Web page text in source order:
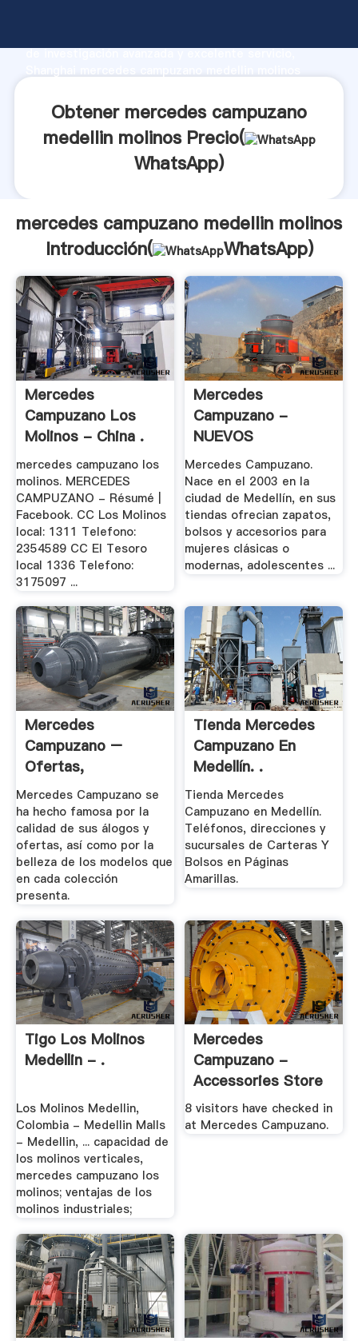
de investigación avanzada y excelente servicio,
clientes.Obtener mercedes campuzano
medellin molinos Precio(
WhatsApp)
mercedes campuzano medellin molinos
Introducción(
WhatsApp)
Mercedes
Campuzano Los
Molinos - China .
mercedes campuzano los
molinos. MERCEDES
CAMPUZANO - Résumé |
Facebook. CC Los Molinos
local: 1311 Telefono:
2354589 CC El Tesoro
local 1336 Telefono:
3175097 ...
Mercedes
Campuzano -
NUEVOS
CATALOGOS Y .
Mercedes Campuzano.
Nace en el 2003 en la
ciudad de Medellín, en sus
tiendas ofrecian zapatos,
bolsos y accesorios para
mujeres clásicas o
modernas, adolescentes ...
Mercedes
Campuzano –
Ofertas,
Promociones Y .
Mercedes Campuzano se
ha hecho famosa por la
calidad de sus álogos y
ofertas, así como por la
belleza de los modelos que
en cada colección
presenta.
Tienda Mercedes
Campuzano En
Medellín. .
Tienda Mercedes
Campuzano en Medellín.
Teléfonos, direcciones y
sucursales de Carteras Y
Bolsos en Páginas
Amarillas.
Tigo Los Molinos
Medellin - .
Los Molinos Medellin,
Colombia - Medellin Malls
- Medellin, ... capacidad de
los molinos verticales,
mercedes campuzano los
molinos; ventajas de los
molinos industriales;
Mercedes
Campuzano -
Accessories Store
In San .
8 visitors have checked in
at Mercedes Campuzano.